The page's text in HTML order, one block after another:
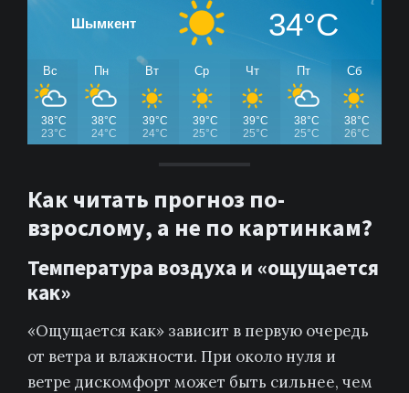
Шымкент 34°C
Вс
38°C
23°C
Пн
38°C
24°C
Вт
39°C
24°C
Ср
39°C
25°C
Чт
39°C
25°C
Пт
38°C
25°C
Сб
38°C
26°C
Как читать прогноз по-
взрослому, а не по картинкам?
Температура воздуха и «ощущается
как»
«Ощущается как» зависит в первую очередь
от ветра и влажности. При около нуля и
ветре дискомфорт может быть сильнее, чем